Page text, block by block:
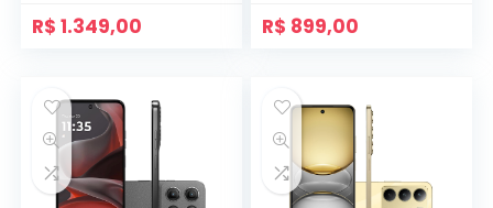
R$ 1.349,00 R$ 899,00